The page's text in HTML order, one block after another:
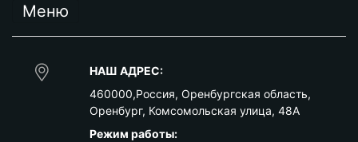
Меню
НАШ АДРЕС:
460000,Россия, Оренбургская область,
Оренбург, Комсомольская улица, 48А
Режим работы: